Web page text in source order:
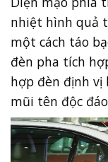
nhiệt hình quả
một cách táo
đèn pha tích
hợp đèn định vị
mũi tên độc